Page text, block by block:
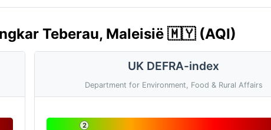
Teberau, Maleisië 🇲🇾 (AQI)
UK DEFRA-index
Department for Environment, Food & Rural Affairs
2